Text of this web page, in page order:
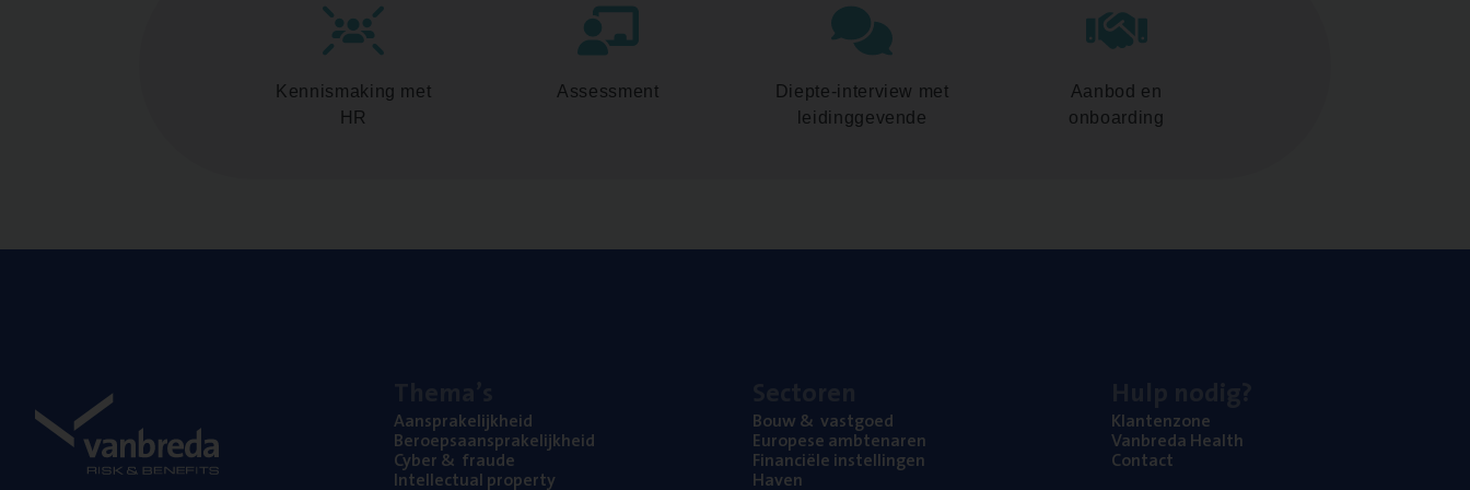
Kennismaking met
HR
Assessment
Diepte-interview met
leidinggevende
Aanbod en
onboarding
Aan­spra­ke­lijk­heid
Beroeps­aan­spra­ke­lijk­heid
Cyber& fraude
Intel­lec­tu­al property
Bouw& vastgoed
Euro­pe­se ambtenaren
Finan­ci­ë­le instellingen
Haven
Klan­ten­zo­ne
Van­b­re­da Health
Con­tact